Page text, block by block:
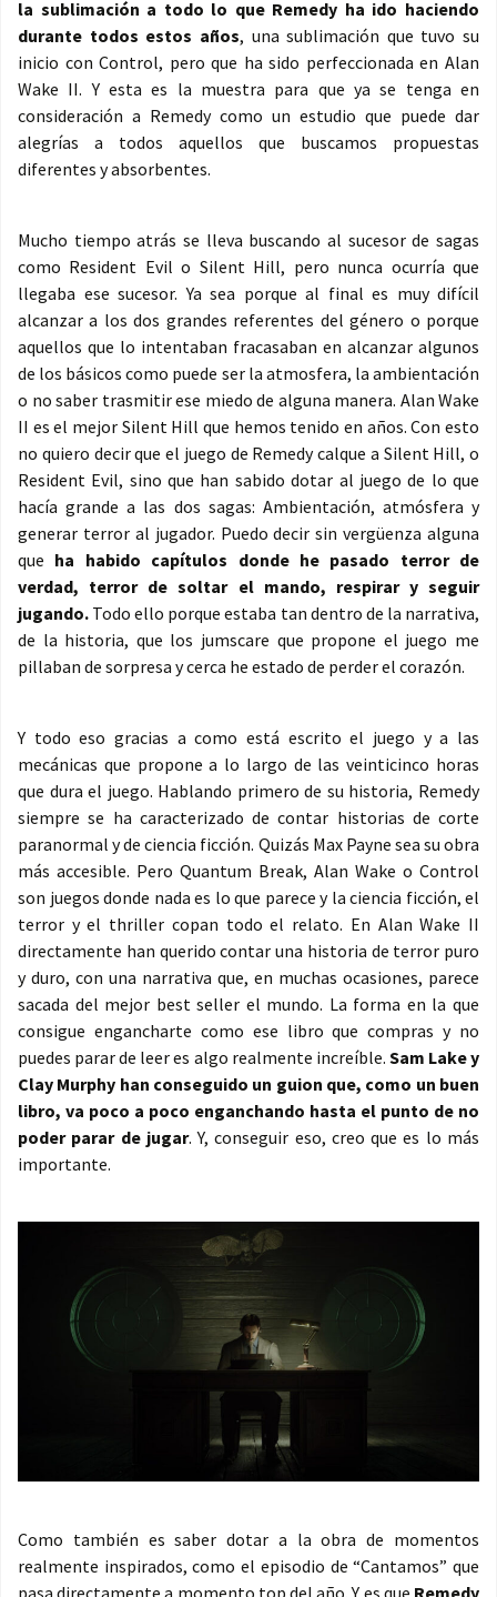
la sublimación a todo lo que Remedy ha ido haciendo
durante todos estos años, una sublimación que tuvo su
inicio con Control, pero que ha sido perfeccionada en Alan
Wake II. Y esta es la muestra para que ya se tenga en
consideración a Remedy como un estudio que puede dar
alegrías a todos aquellos que buscamos propuestas
diferentes y absorbentes.
Mucho tiempo atrás se lleva buscando al sucesor de sagas
como Resident Evil o Silent Hill, pero nunca ocurría que
llegaba ese sucesor. Ya sea porque al final es muy difícil
alcanzar a los dos grandes referentes del género o porque
aquellos que lo intentaban fracasaban en alcanzar algunos
de los básicos como puede ser la atmosfera, la ambientación
o no saber trasmitir ese miedo de alguna manera. Alan Wake
II es el mejor Silent Hill que hemos tenido en años. Con esto
no quiero decir que el juego de Remedy calque a Silent Hill, o
Resident Evil, sino que han sabido dotar al juego de lo que
hacía grande a las dos sagas: Ambientación, atmósfera y
generar terror al jugador. Puedo decir sin vergüenza alguna
que ha habido capítulos donde he pasado terror de
verdad, terror de soltar el mando, respirar y seguir
jugando. Todo ello porque estaba tan dentro de la narrativa,
de la historia, que los jumscare que propone el juego me
pillaban de sorpresa y cerca he estado de perder el corazón.
Y todo eso gracias a como está escrito el juego y a las
mecánicas que propone a lo largo de las veinticinco horas
que dura el juego. Hablando primero de su historia, Remedy
siempre se ha caracterizado de contar historias de corte
paranormal y de ciencia ficción. Quizás Max Payne sea su obra
más accesible. Pero Quantum Break, Alan Wake o Control
son juegos donde nada es lo que parece y la ciencia ficción, el
terror y el thriller copan todo el relato. En Alan Wake II
directamente han querido contar una historia de terror puro
y duro, con una narrativa que, en muchas ocasiones, parece
sacada del mejor best seller el mundo. La forma en la que
consigue engancharte como ese libro que compras y no
puedes parar de leer es algo realmente increíble. Sam Lake y
Clay Murphy han conseguido un guion que, como un buen
libro, va poco a poco enganchando hasta el punto de no
poder parar de jugar. Y, conseguir eso, creo que es lo más
importante.
Como también es saber dotar a la obra de momentos
realmente inspirados, como el episodio de “Cantamos” que
pasa directamente a momento top del año. Y es que Remedy